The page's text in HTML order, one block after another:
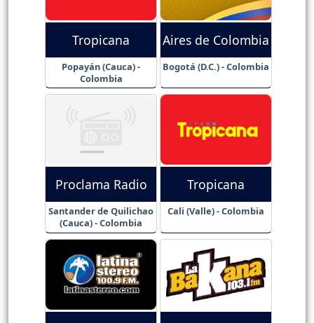
Tropicana
Popayán (Cauca) -
Colombia
Aires de Colombia
Bogotá (D.C.) - Colombia
Proclama Radio
Santander de Quilichao
(Cauca) - Colombia
Tropicana
Cali (Valle) - Colombia